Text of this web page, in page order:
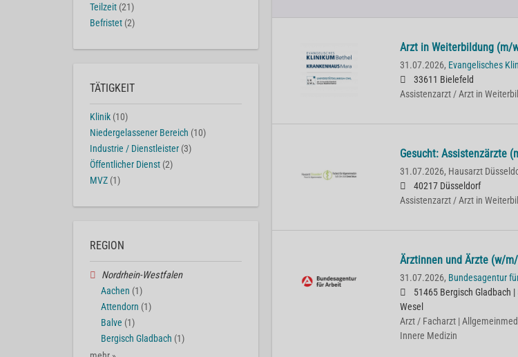
Arzt in Weiterbildung (m/
31.07.2026, Evangelisches
33611 Bielefeld
Assistenzarzt / Arzt in
Gesucht: Assistenzärzte
31.07.2026, Hausarzt
40217 Düsseldorf
Assistenzarzt / Arzt in
Ärztinnen und Ärzte (w/
31.07.2026, Bundesagentur
51465 Bergisch Gladbach
Wesel
Arzt / Facharzt |
Innere Medizin
Teilzeit (21)
Befristet (2)
TÄTIGKEIT
Klinik (10)
Niedergelassener Bereich (10)
Industrie / Dienstleister (3)
Öffentlicher Dienst (2)
MVZ (1)
REGION
Nordrhein-Westfalen
Aachen (1)
Attendorn (1)
Balve (1)
Bergisch Gladbach (1)